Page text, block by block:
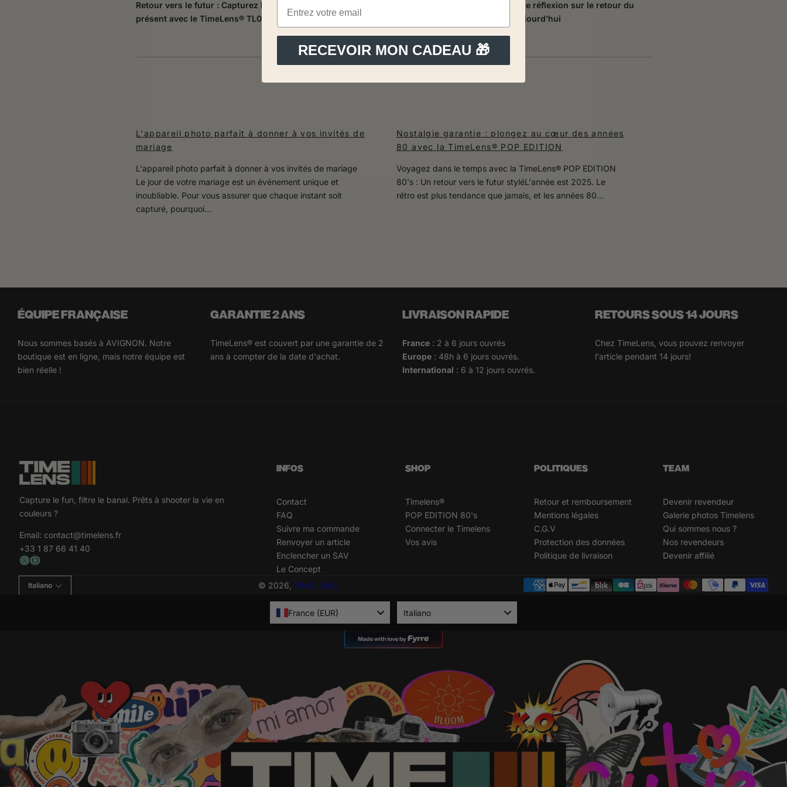
Retour vers le futur : Capturez l'instant
présent avec le TimeLens® TL01 !
Pourquoi la photo argentique revient à la mode → Une réflexion sur le retour du
vintage et ce que ça dit de notre rapport à l’image aujourd’hui
L'appareil photo parfait à donner à vos invités de
mariage
L'appareil photo parfait à donner à vos invités de mariage
Le jour de votre mariage est un événement unique et
inoubliable. Pour vous assurer que chaque instant soit
capturé, pourquoi...
Nostalgie garantie : plongez au cœur des années
80 avec la TimeLens® POP EDITION
Voyagez dans le temps avec la TimeLens® POP EDITION
80's : Un retour vers le futur styléL'année est 2025. Le
rétro est plus tendance que jamais, et les années 80...
ÉQUIPE FRANÇAISE
Nous sommes basés à AVIGNON. Notre
boutique est en ligne, mais notre équipe est
bien réelle !
GARANTIE 2 ANS
TimeLens® est couvert par une garantie de 2
ans à compter de la date d'achat.
LIVRAISON RAPIDE
France : 2 à 6 jours ouvrés
Europe : 48h à 6 jours ouvrés.
International : 6 à 12 jours ouvrés.
RETOURS SOUS 14 JOURS
Chez TimeLens, vous pouvez renvoyer
l'article pendant 14 jours!
Capture le fun, filtre le banal. Prêts à shooter la vie en
couleurs ?
Email: contact@timelens.fr
+33 1 87 66 41 40
INFOS
Contact
FAQ
Suivre ma commande
Renvoyer un article
Enclencher un SAV
Le Concept
SHOP
Timelens®
POP EDITION 80's
Connecter le Timelens
Vos avis
POLITIQUES
Retour et remboursement
Mentions légales
C.G.V
Protection des données
Politique de livraison
TEAM
Devenir revendeur
Galerie photos Timelens
Qui sommes nous ?
Nos revendeurs
Devenir affilié
Italiano © 2026, TIME LENS
Metodi
France (EUR) Italiano
RECEVOIR MON CADEAU 🎁